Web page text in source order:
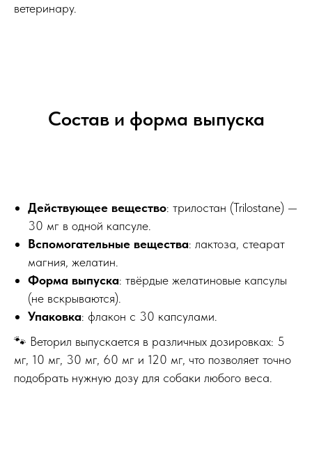
ветеринару.
Состав и форма выпуска
Действующее вещество: трилостан (Trilostane) —
30 мг в одной капсуле.
Вспомогательные вещества: лактоза, стеарат
магния, желатин.
Форма выпуска: твёрдые желатиновые капсулы
(не вскрываются).
Упаковка: флакон с 30 капсулами.
🐾 Веторил выпускается в различных дозировках: 5
мг, 10 мг, 30 мг, 60 мг и 120 мг, что позволяет точно
подобрать нужную дозу для собаки любого веса.